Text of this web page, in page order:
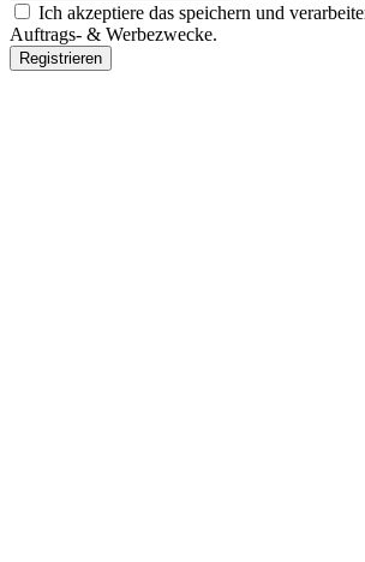
Ich akzeptiere das speichern und
Auftrags- & Werbezwecke.